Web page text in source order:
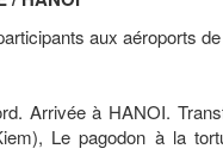
aux aéroports
Arrivée à HANOI.
Le pagodon à la